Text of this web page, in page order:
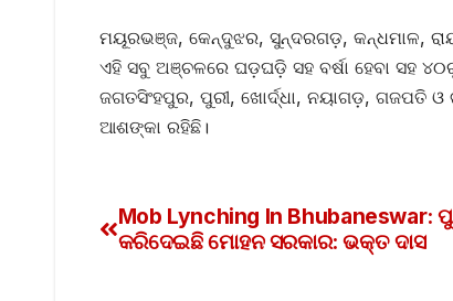
ମୟୂରଭଞ୍ଜ, କେନ୍ଦୁଝର, ସୁନ୍ଦରଗଡ଼, କନ୍ଧମାଳ,
ଏହି ସବୁ ଅଞ୍ଚଳରେ ଘଡ଼ଘଡ଼ି ସହ ବର୍ଷା ହେବା ସହ
ଜଗତସିଂହପୁର, ପୁରୀ, ଖୋର୍ଦ୍ଧା, ନୟାଗଡ଼, ଗଜପତି
ଆଶଙ୍କା ରହିଛି।
Mob Lynching In Bhubaneswar:
କରିଦେଇଛି ମୋହନ ସରକାର: ଭକ୍ତ ଦାସ